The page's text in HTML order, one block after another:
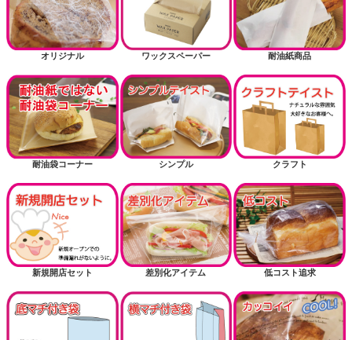
オリジナル ワックスペーパー 耐油紙商品
耐油袋コーナー シンプル クラフト
新規開店セット 差別化アイテム 低コスト追求